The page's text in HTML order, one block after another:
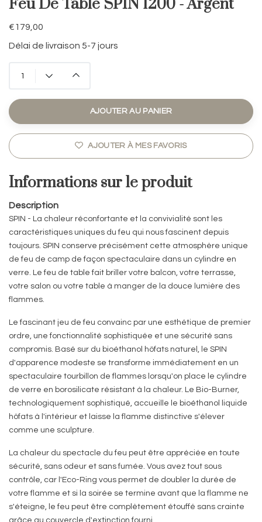
Feu De Table SPIN 1200 - Argent
€179,00
Délai de livraison 5-7 jours
AJOUTER AU PANIER
AJOUTER À MES FAVORIS
Informations sur le produit
Description
SPIN - La chaleur réconfortante et la convivialité sont les
caractéristiques uniques du feu qui nous fascinent depuis
toujours. SPIN conserve précisément cette atmosphère unique
de feu de camp de façon spectaculaire dans un cylindre en
verre. Le feu de table fait briller votre balcon, votre terrasse,
votre salon ou votre table à manger de la douce lumière des
flammes.
Le fascinant jeu de feu convainc par une esthétique de premier
ordre, une fonctionnalité sophistiquée et une sécurité sans
compromis. Basé sur du bioéthanol höfats naturel, le SPIN
d'apparence modeste se transforme immédiatement en un
spectaculaire tourbillon de flammes lorsqu'on place le cylindre
de verre en borosilicate résistant à la chaleur. Le Bio-Burner,
technologiquement sophistiqué, accueille le bioéthanol liquide
höfats à l'intérieur et laisse la flamme distinctive s'élever
comme une sculpture.
La chaleur du spectacle du feu peut être appréciée en toute
sécurité, sans odeur et sans fumée. Vous avez tout sous
contrôle, car l'Eco-Ring vous permet de doubler la durée de
votre flamme et si la soirée se termine avant que la flamme ne
s'éteigne, le feu peut être complètement étouffé sans crainte